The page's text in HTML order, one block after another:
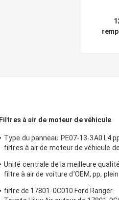
Filtres à air de moteur de véhicule
Type du panneau PE07-13-3A0 L4
filtres à air de moteur de véhicule de
Unité centrale de la meilleure
filtre à air de voiture d'OEM, pp, plein
filtre de 17801-0C010 Ford Ranger